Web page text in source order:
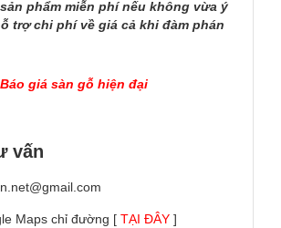
phẩm miễn phí nếu không vừa ý
trợ chi phí về giá cả khi đàm phán
Báo giá sàn gỗ hiện đại
vấn
Maps chỉ đường [ TẠI ĐÂY ]